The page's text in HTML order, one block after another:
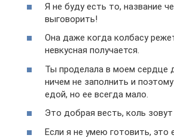
Я не буду есть то, название
выговорить!
Она даже когда колбасу
невкусная получается.
Ты проделала в моем сердце
ничем не заполнить и
едой, но ее всегда мало.
Это добрая весть, коль
Если я не умею готовить, это